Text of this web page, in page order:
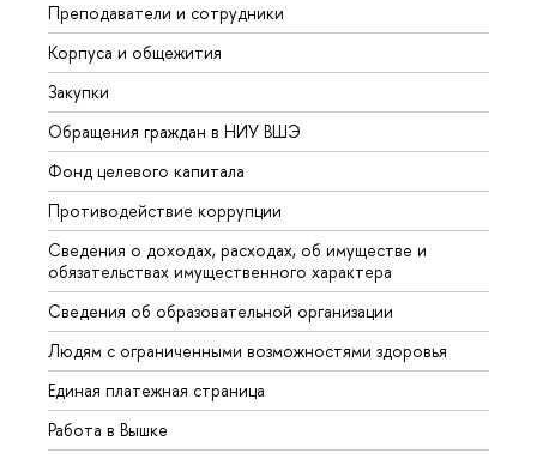
Преподаватели и сотрудники
Корпуса и общежития
Закупки
Обращения граждан в НИУ ВШЭ
Фонд целевого капитала
Противодействие коррупции
Сведения о доходах, расходах, об имуществе и
обязательствах имущественного характера
Сведения об образовательной организации
Людям с ограниченными возможностями здоровья
Единая платежная страница
Работа в Вышке